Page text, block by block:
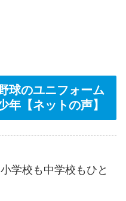
球のユニフォーム
【ネットの声】
学校も中学校もひと